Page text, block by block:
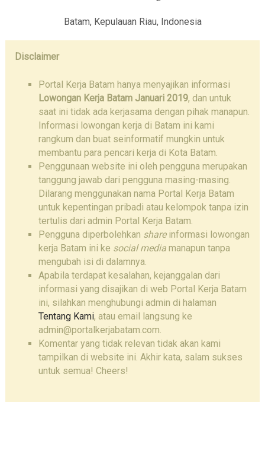
Batam, Kepulauan Riau, Indonesia
Disclaimer
Portal Kerja Batam hanya menyajikan informasi
Lowongan Kerja Batam Januari 2019, dan untuk
saat ini tidak ada kerjasama dengan pihak manapun.
Informasi lowongan kerja di Batam ini kami
rangkum dan buat seinformatif mungkin untuk
membantu para pencari kerja di Kota Batam.
Penggunaan website ini oleh pengguna merupakan
tanggung jawab dari pengguna masing-masing.
Dilarang menggunakan nama Portal Kerja Batam
untuk kepentingan pribadi atau kelompok tanpa izin
tertulis dari admin Portal Kerja Batam.
Pengguna diperbolehkan shareinformasi lowongan
kerja Batam ini ke social mediamanapun tanpa
mengubah isi di dalamnya.
Apabila terdapat kesalahan, kejanggalan dari
informasi yang disajikan di web Portal Kerja Batam
ini, silahkan menghubungi admin di halaman
Tentang Kami, atau email langsung ke
admin@portalkerjabatam.com.
Komentar yang tidak relevan tidak akan kami
tampilkan di website ini. Akhir kata, salam sukses
untuk semua! Cheers!